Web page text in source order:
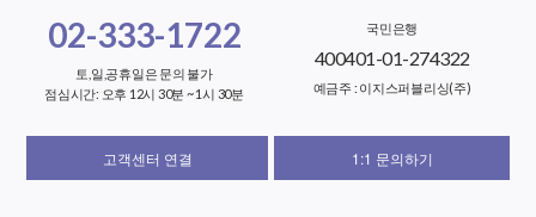
02-333-1722
토,일,공휴일은 문의 불가
점심시간: 오후 12시 30분 ~ 1시 30분
국민은행
400401-01-274322
예금주 : 이지스퍼블리싱(주)
고객센터 연결 1:1 문의하기